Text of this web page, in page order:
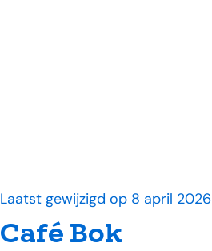
Café Bok
Laatst gewijzigd op 8 april 2026